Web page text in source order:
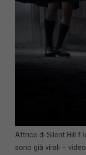
Attrice di Silent Hill f
sono già virali –